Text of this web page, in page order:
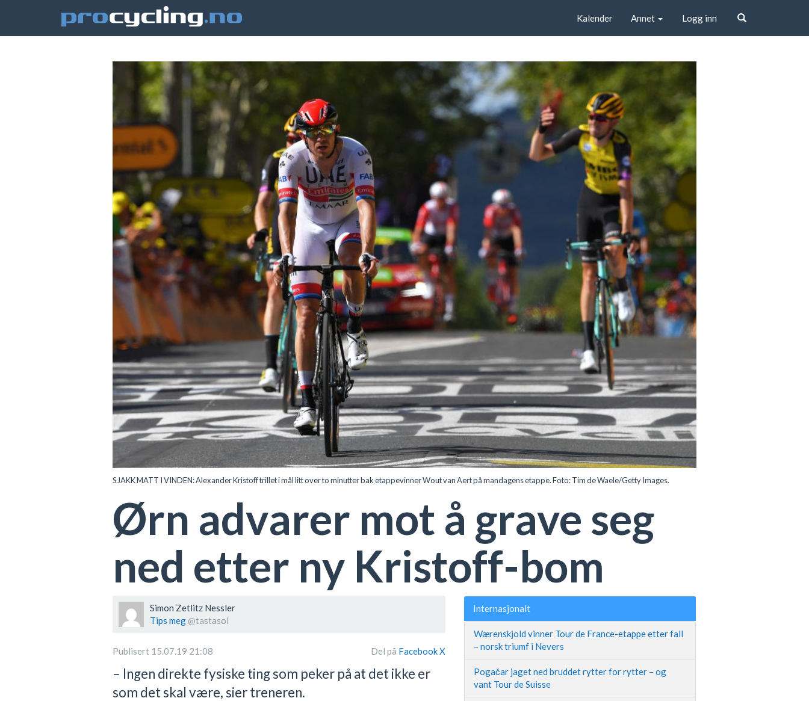
Kalender Annet Logg inn
SJAKK MATT I VINDEN: Alexander Kristoff trillet i mål litt over to minutter bak etappevinner Wout van Aert på mandagens etappe. Foto: Tim de Waele/Getty Images.
Ørn advarer mot å grave seg
ned etter ny Kristoff-bom
Simon Zetlitz Nessler
Tips meg @tastasol
Publisert 15.07.19 21:08 Del på FacebookX
– Ingen direkte fysiske ting som peker på at det ikke er
som det skal være, sier treneren.
Internasjonalt
Wærenskjold vinner Tour de France-etappe etter fall
– norsk triumf i Nevers
Pogačar jaget ned bruddet rytter for rytter – og
vant Tour de Suisse